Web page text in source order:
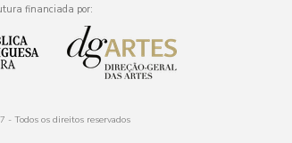
financiada por:
- Todos os direitos reservados